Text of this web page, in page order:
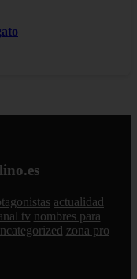
actualidad
tv nombres para
zona pro